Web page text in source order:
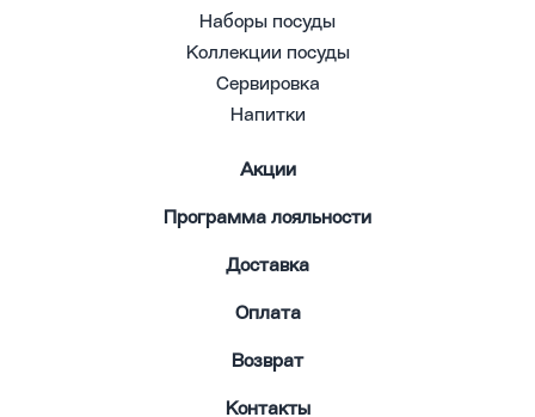
Наборы посуды
Коллекции посуды
Сервировка
Напитки
Акции
Программа лояльности
Доставка
Оплата
Возврат
Контакты